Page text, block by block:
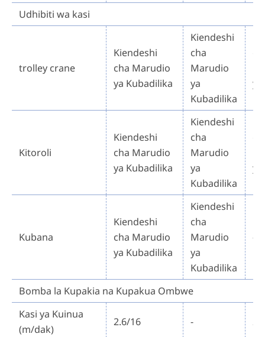
Udhibiti wa kasi
trolley crane
Kiendeshi
cha Marudio
ya Kubadilika
Kiendeshi
cha
Marudio
ya
Kubadilika
ya
Kitoroli
Kiendeshi
cha Marudio
ya Kubadilika
Kiendeshi
cha
Marudio
ya
Kubadilika
ya
Kubana
Kiendeshi
cha Marudio
ya Kubadilika
Kiendeshi
cha
Marudio
ya
Kubadilika
-
Bomba la Kupakia na Kupakua Ombwe
Kasi ya Kuinua
(m/dak)
2.6/16 -